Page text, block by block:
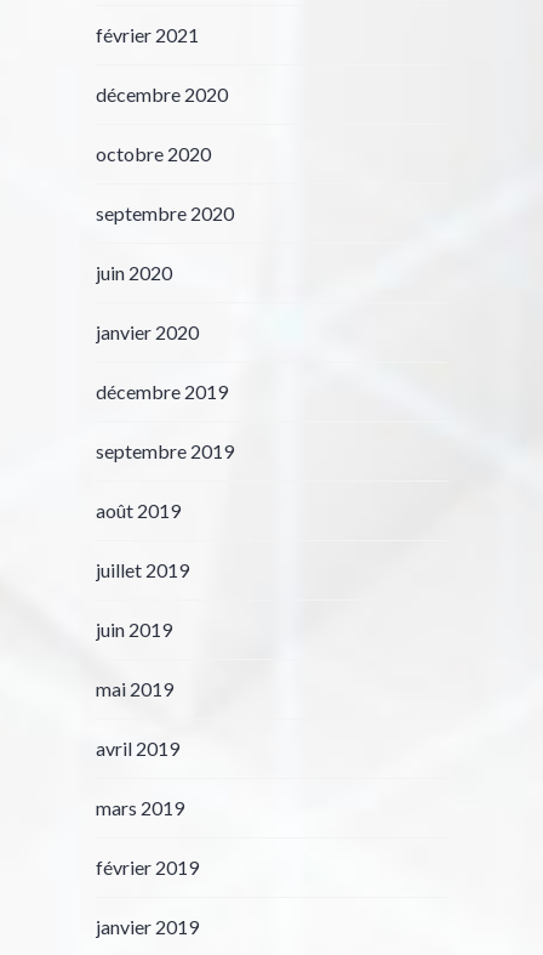
février 2021
décembre 2020
octobre 2020
septembre 2020
juin 2020
janvier 2020
décembre 2019
septembre 2019
août 2019
juillet 2019
juin 2019
mai 2019
avril 2019
mars 2019
février 2019
janvier 2019